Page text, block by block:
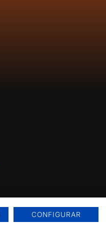
CONFIGURAR